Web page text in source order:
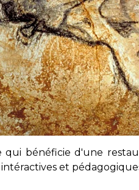
qui bénéficie d'une
et